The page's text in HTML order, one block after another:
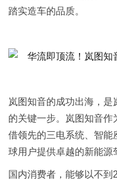
踏实造车的品质。
岚图知音的成功出海，是
的关键一步。岚图知音
借领先的三电系统、智能
球用户提供卓越的新能源
国内消费者，能够以不